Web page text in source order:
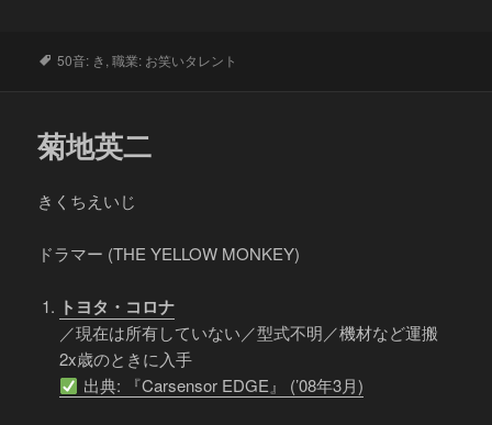
タ
50音: き,職業: お笑いタレント
菊地英二
きくちえいじ
ドラマー (THE YELLOW MONKEY)
トヨタ・コロナ
／現在は所有していない／型式不明／機材など運搬
2x歳のときに入手
出典: 『Carsensor EDGE』 (’08年3月)